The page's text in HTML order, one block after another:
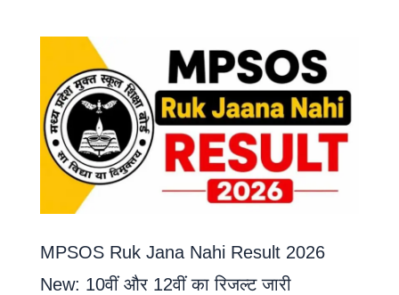
MPSOS Ruk Jana Nahi Result 2026
New: 10वीं और 12वीं का रिजल्ट जारी